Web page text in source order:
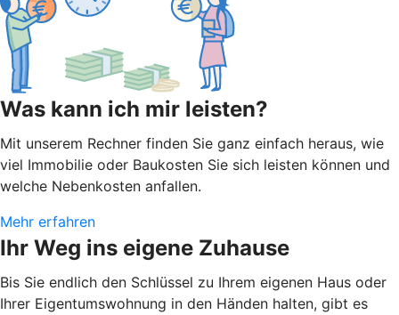
Was kann ich mir leisten?
Mit unserem Rechner finden Sie ganz einfach heraus, wie
viel Immobilie oder Baukosten Sie sich leisten können und
welche Nebenkosten anfallen.
Mehr erfahren
Ihr Weg ins eigene Zuhause
Bis Sie endlich den Schlüssel zu Ihrem eigenen Haus oder
Ihrer Eigentumswohnung in den Händen halten, gibt es